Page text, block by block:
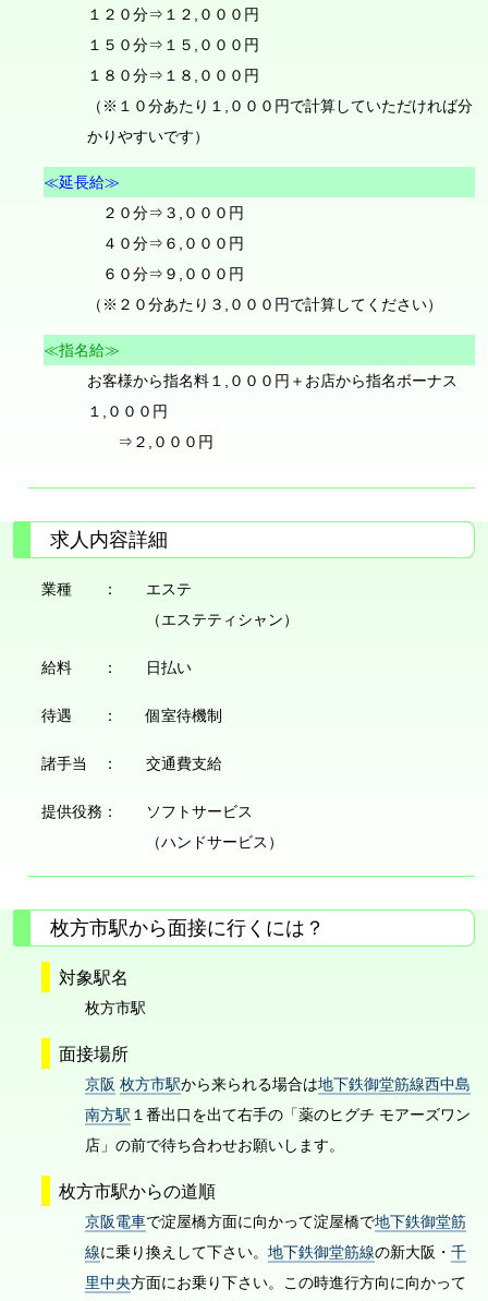
１２０分⇒１２,０００円
１５０分⇒１５,０００円
１８０分⇒１８,０００円
（※１０分あたり１,０００円で計算していただければ分
かりやすいです）
≪延長給≫
２０分⇒３,０００円
４０分⇒６,０００円
６０分⇒９,０００円
（※２０分あたり３,０００円で計算してください）
≪指名給≫
お客様から指名料１,０００円＋お店から指名ボーナス
１,０００円
⇒２,０００円
求人内容詳細
業種 ：
エステ
（エステティシャン）
給料 ： 日払い
待遇 ： 個室待機制
諸手当 ： 交通費支給
提供役務：
ソフトサービス
（ハンドサービス）
枚方市駅から面接に行くには？
対象駅名
枚方市駅
面接場所
京阪 枚方市駅から来られる場合は地下鉄御堂筋線西中島
南方駅 １番出口を出て右手の「薬のヒグチ モアーズワン
店」の前で待ち合わせお願いします。
枚方市駅からの道順
京阪電車で淀屋橋方面に向かって淀屋橋で地下鉄御堂筋
線に乗り換えして下さい。 地下鉄御堂筋線の新大阪・ 千
里中央方面にお乗り下さい。この時進行方向に向かって